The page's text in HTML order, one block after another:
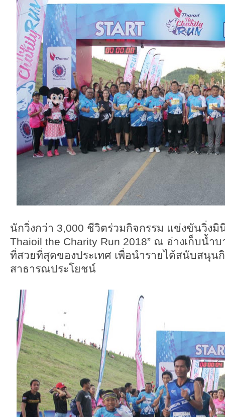
นักวิ่งกว่า 3,000 ชีวิตร่วมกิจกรรม แข่งขันวิ่งมิ
Thaioil the Charity Run 2018” ณ อ่างเก็บน้ำ
ที่สวยที่สุดของประเทศ เพื่อนำรายได้สนับสนุน
สาธารณประโยชน์